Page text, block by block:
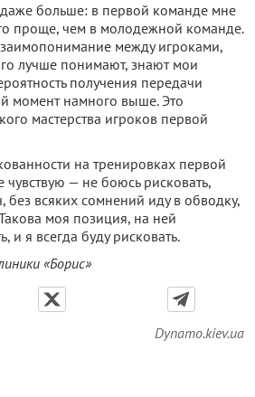
больше: в первой команде мне
проще, чем в молодежной команде.
между игроками,
лучше понимают, знают мои
получения передачи
момент намного выше. Это
мастерства игроков первой
на тренировках первой
— не боюсь рисковать,
без всяких сомнений иду в обводку,
моя позиция, на ней
и я всегда буду рисковать.
«Борис»
Dynamo.kiev.ua